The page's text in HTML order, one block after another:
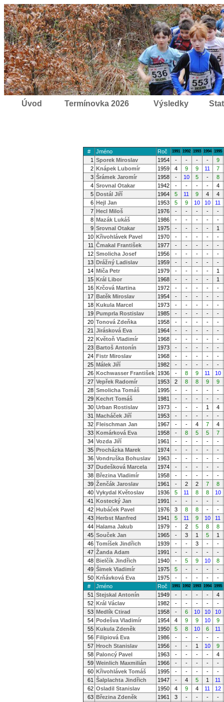
Úvod Termínovka 2026 Výsledky
# Jméno Roč 1991 1992 1993 1994 1995
1 Sporek Miroslav 1954 - - - -
9
2 Knápek Lubomír 1959 4 9 9 11
7
3 Šrámek Jaromír 1958 - 10 5 -
8
4 Srovnal Otakar 1942 - - - -
4
5 Dostál Jiří 1964 5 11 9 4
4
6 Hejl Jan 1953 5 9 10 10
11
7 Hecl Miloš 1976 - - - -
-
8 Mazák Lukáš 1986 - - - -
-
9 Srovnal Otakar 1975 - - - -
1
10 Křivohlávek Pavel 1970 - - - -
-
11 Čmakal František 1977 - - - -
-
12 Smolicha Josef 1956 - - - -
-
13 Drážný Ladislav 1959 - - - -
-
14 Miča Petr 1979 - - - -
1
15 Král Libor 1968 - - - -
1
16 Krčová Martina 1972 - - - -
-
17 Batěk Miroslav 1954 - - - -
-
18 Kukula Marcel 1973 - - - -
-
19 Pumprla Rostislav 1985 - - - -
-
20 Tonová Zdeňka 1958 - - - -
-
21 Jirásková Eva 1964 - - - -
-
22 Květoň Vladimír 1968 - - - -
-
23 Bartoš Antonín 1973 - - - -
-
24 Fistr Miroslav 1968 - - - -
-
25 Málek Jiří 1982 - - - -
-
26 Kochwasser František 1936 - 8 9 11
10
27 Vepřek Radomír 1953 2 8 8 9
9
28 Smolicha Tomáš 1995 - - - -
-
29 Kechrt Tomáš 1981 - - - -
-
30 Urban Rostislav 1973 - - - 1
4
31 Macháček Jiří 1953 - - - -
-
32 Fleischman Jan 1967 - - 4 7
4
33 Komárková Eva 1958 - 8 5 5
7
34 Vozda Jiří 1961 - - - -
-
35 Procházka Marek 1974 - - - -
-
36 Vondruška Bohuslav 1963 - - - -
-
37 Dudešková Marcela 1974 - - - -
-
38 Březina Vladimír 1958 - - - -
-
39 Ženčák Jaroslav 1961 - 2 2 7
8
40 Vykydal Květoslav 1936 5 11 8 8
10
41 Kostecký Jan 1991 - - - -
-
42 Hubáček Pavel 1976 3 8 8 -
-
43 Herbst Manfred 1941 5 11 9 10
11
44 Halama Jakub 1979 - 2 5 8
8
45 Souček Jan 1965 - 3 1 5
1
46 Tomíšek Jindřich 1939 - - 3 -
-
47 Žanda Adam 1991 - - - -
-
48 Bielčík Jindřich 1940 - 5 9 10
8
49 Šimek Vladimír 1975 5 - - -
-
50 Krňávková Eva 1975 - - - -
-
#
Jméno Roč 1991 1992 1993 1994 1995
51 Stejskal Antonín 1949 - - - -
4
52 Král Václav 1982 - - - -
-
53 Medlík Ctirad 1958 - 6 10 10
10
54 Podešva Vladimír 1954 4 9 9 10
9
55 Kukula Zdeněk 1950 5 8 10 6
11
56 Filipiová Eva 1986 - - - -
-
57 Hroch Stanislav 1956 - - 1 10
9
58 Paloncý Pavel 1963 - - - -
4
59 Weinlich Maxmilián 1966 - - - -
-
60 Křivohlávek Tomáš 1995 - - - -
-
61 Šalplachta Jindřich 1947 - 4 5 1
11
62 Osladil Stanislav 1950 4 9 4 11
12
63 Březina Zdeněk 1961 3 - - -
-